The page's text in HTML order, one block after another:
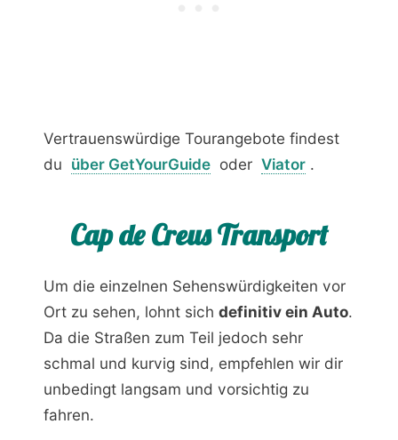
Vertrauenswürdige Tourangebote findest
du über GetYourGuide oder Viator .
Cap de Creus Transport
Um die einzelnen Sehenswürdigkeiten vor
Ort zu sehen, lohnt sichdefinitiv ein Auto.
Da die Straßen zum Teil jedoch sehr
schmal und kurvig sind, empfehlen wir dir
unbedingt langsam und vorsichtig zu
fahren.